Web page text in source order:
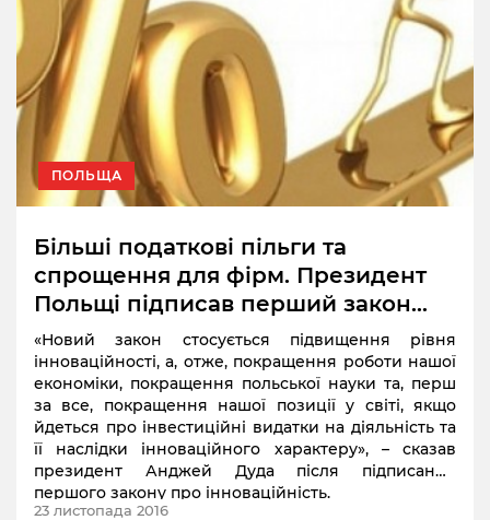
ПОЛЬЩА
Більші податкові пільги та
спрощення для фірм. Президент
Польщі підписав перший закон
про інноваційність
«Новий закон стосується підвищення рівня
інноваційності, а, отже, покращення роботи нашої
економіки, покращення польської науки та, перш
за все, покращення нашої позиції у світі, якщо
йдеться про інвестиційні видатки на діяльність та
її наслідки інноваційного характеру», – сказав
президент Анджей Дуда після підписання
першого закону про інноваційність.
23 листопада 2016